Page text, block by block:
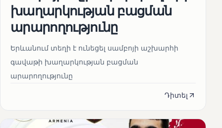
խաղարկության բացման
արարողությունը
Երևանում տեղի է ունեցել սամբոյի աշխարհի
գավաթի խաղարկության բացման
արարողությունը
Դիտել